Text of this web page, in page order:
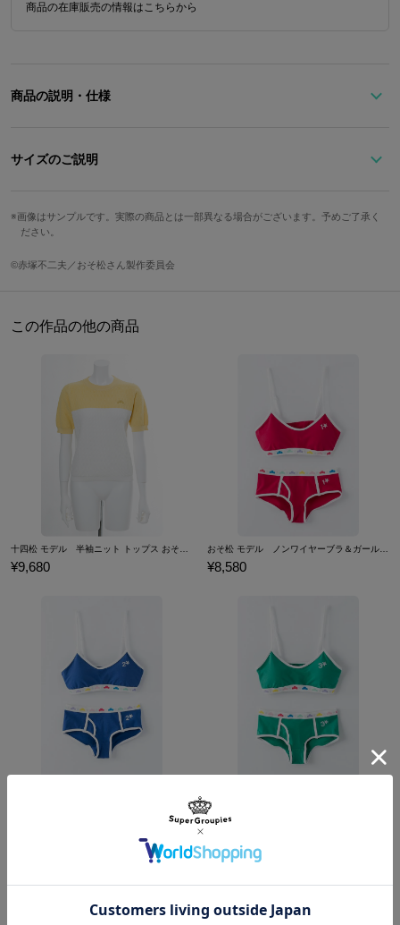
商品の在庫販売の情報はこちらから
商品の説明・仕様
了承ください。
カラ松のイメージカラーのブルーをベースに、
松モチーフのリングがポイントのチョーカーです。
もちろん、シンプルなコーディネートのワンポイントに☆
す。予めご了承ください。 原産国／中国
素材／合成皮革、亜鉛合金、鉄
サイズのご説明
15g
サイズガイドページはこちら
画像はサンプルです。実際の商品とは一部異なる場合がございます。予めご了承く
ださい。
©赤塚不二夫／おそ松さん製作委員会
この作品の他の商品
¥9,680
おそ松 モデル ノンワイヤーブラ＆ガールズブリーフセット 下着 おそ松さん
¥8,580
¥8,580